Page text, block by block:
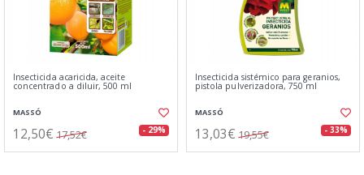
Insecticida acaricida, aceite
concentrado a diluir, 500 ml
MASSÓ
12,50€ 17,52€ - 29%
Insecticida sistémico para geranios,
pistola pulverizadora, 750 ml
MASSÓ
13,03€ 19,55€ - 33%